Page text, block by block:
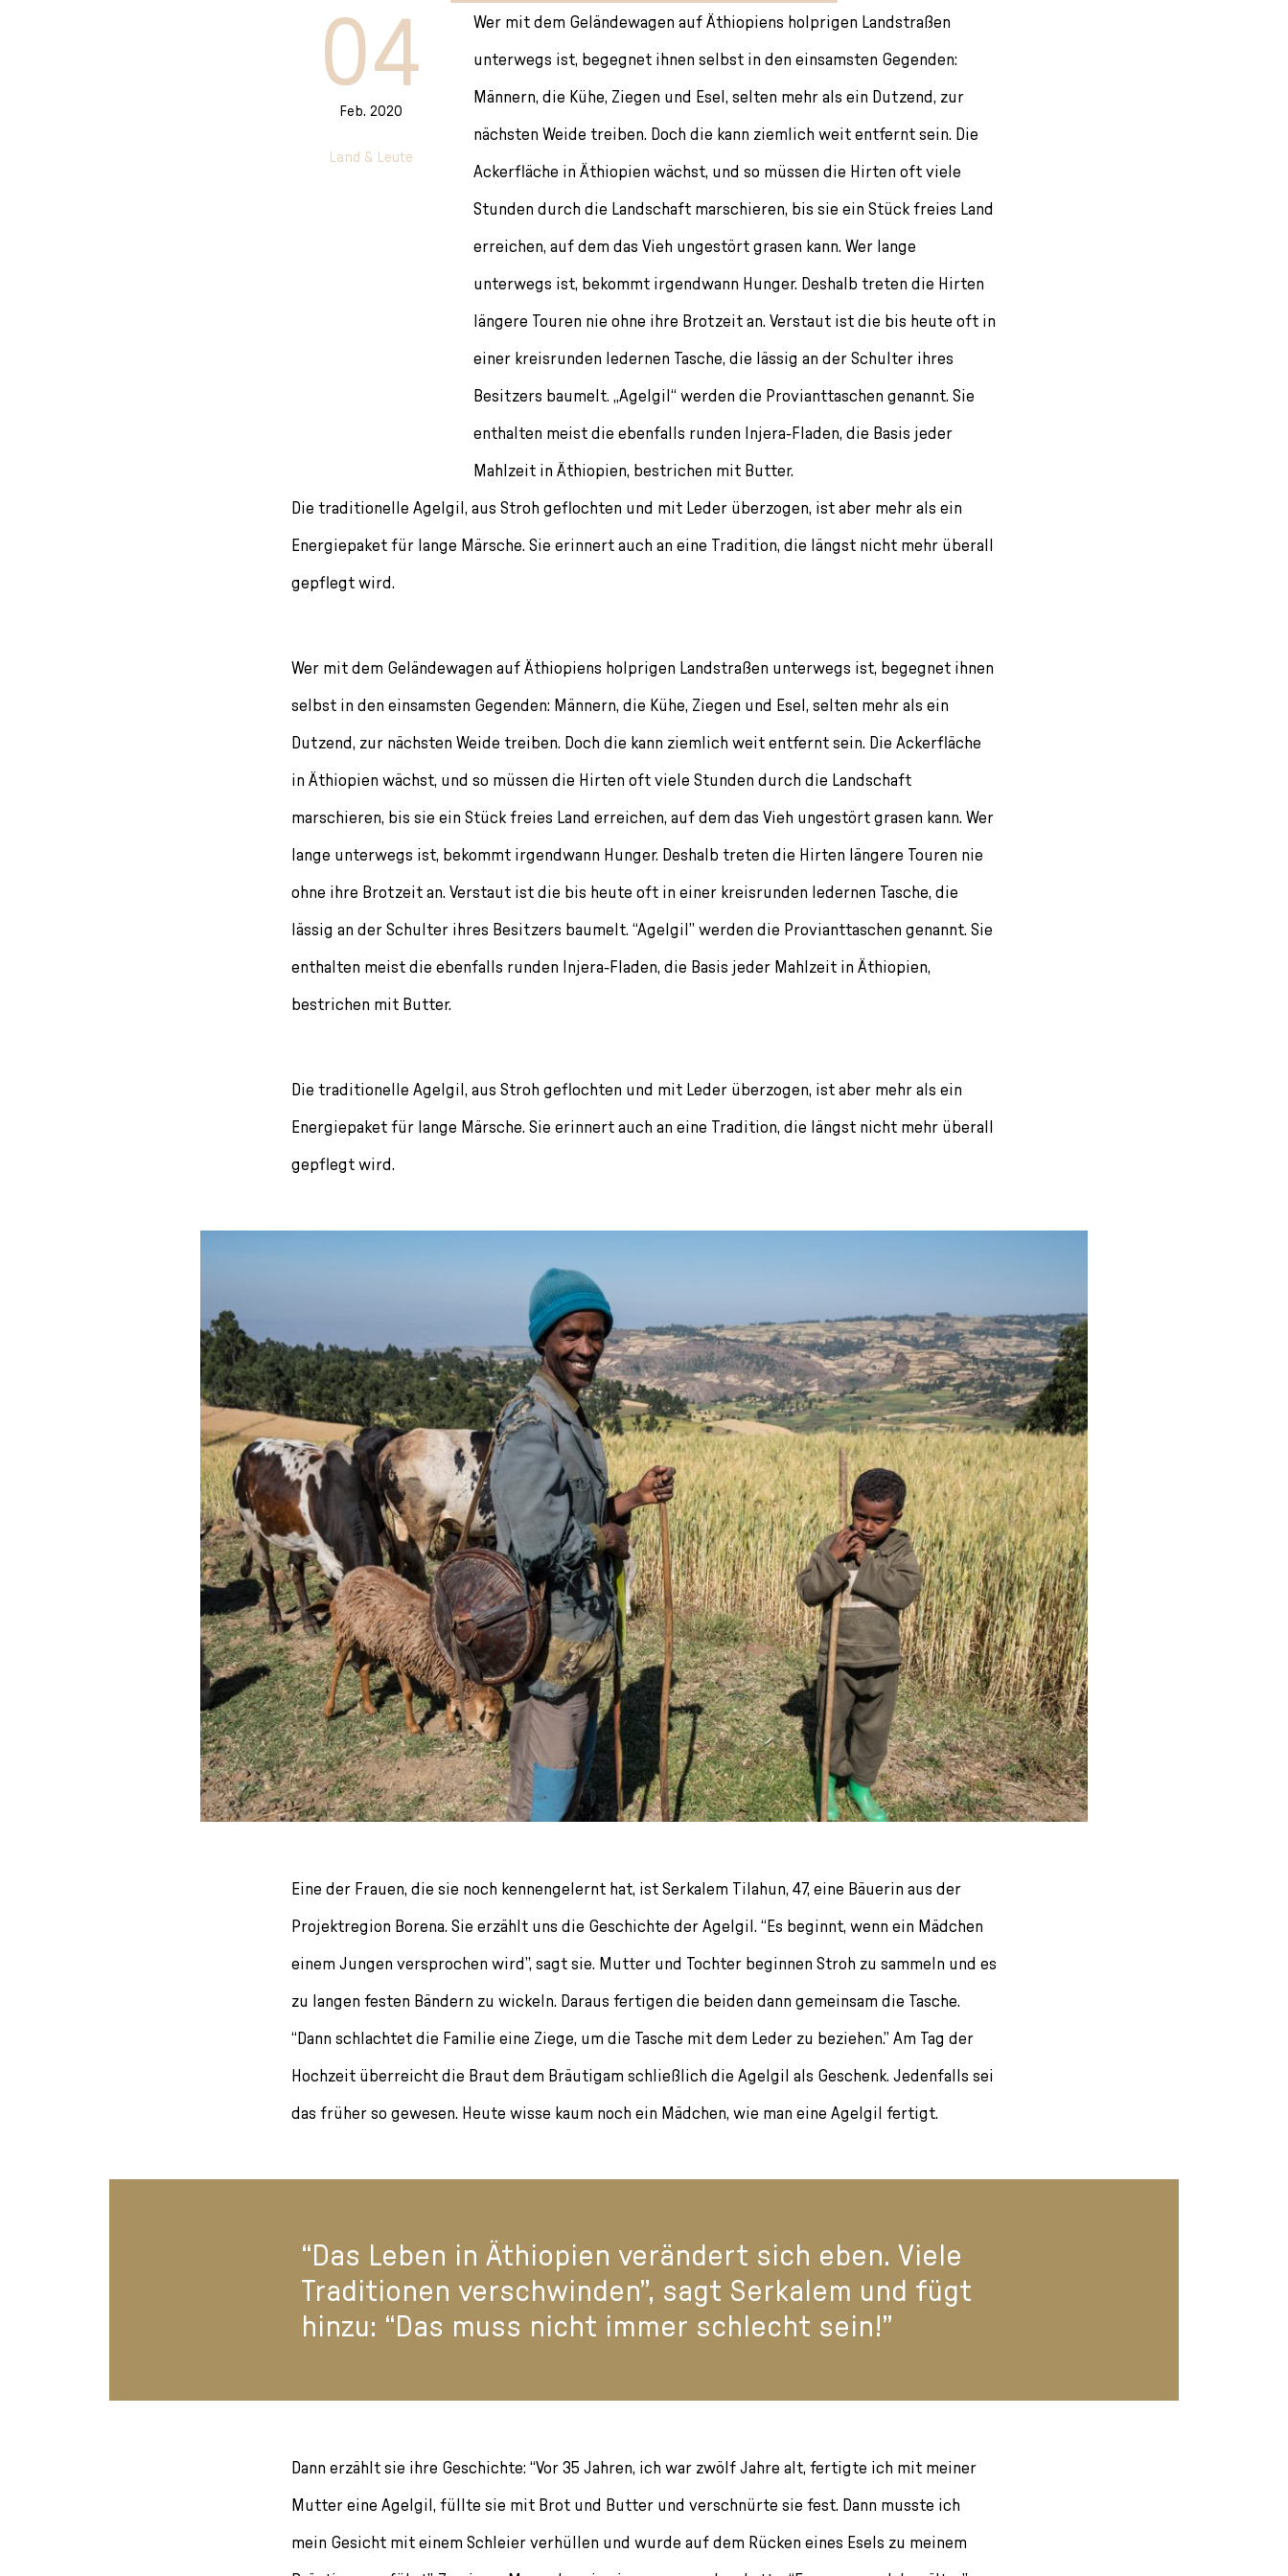
04
Feb. 2020
Land & Leute
Wer mit dem Geländewagen auf Äthiopiens holprigen Landstraßen
unterwegs ist, begegnet ihnen selbst in den einsamsten Gegenden:
Männern, die Kühe, Ziegen und Esel, selten mehr als ein Dutzend, zur
nächsten Weide treiben. Doch die kann ziemlich weit entfernt sein. Die
Ackerfläche in Äthiopien wächst, und so müssen die Hirten oft viele
Stunden durch die Landschaft marschieren, bis sie ein Stück freies Land
erreichen, auf dem das Vieh ungestört grasen kann. Wer lange
unterwegs ist, bekommt irgendwann Hunger. Deshalb treten die Hirten
längere Touren nie ohne ihre Brotzeit an. Verstaut ist die bis heute oft in
einer kreisrunden ledernen Tasche, die lässig an der Schulter ihres
Besitzers baumelt. „Agelgil“ werden die Provianttaschen genannt. Sie
enthalten meist die ebenfalls runden Injera-Fladen, die Basis jeder
Mahlzeit in Äthiopien, bestrichen mit Butter.
Die traditionelle Agelgil, aus Stroh geflochten und mit Leder überzogen, ist aber mehr als ein
Energiepaket für lange Märsche. Sie erinnert auch an eine Tradition, die längst nicht mehr überall
gepflegt wird.
Wer mit dem Geländewagen auf Äthiopiens holprigen Landstraßen unterwegs ist, begegnet ihnen
selbst in den einsamsten Gegenden: Männern, die Kühe, Ziegen und Esel, selten mehr als ein
Dutzend, zur nächsten Weide treiben. Doch die kann ziemlich weit entfernt sein. Die Ackerfläche
in Äthiopien wächst, und so müssen die Hirten oft viele Stunden durch die Landschaft
marschieren, bis sie ein Stück freies Land erreichen, auf dem das Vieh ungestört grasen kann. Wer
lange unterwegs ist, bekommt irgendwann Hunger. Deshalb treten die Hirten längere Touren nie
ohne ihre Brotzeit an. Verstaut ist die bis heute oft in einer kreisrunden ledernen Tasche, die
lässig an der Schulter ihres Besitzers baumelt. “Agelgil” werden die Provianttaschen genannt. Sie
enthalten meist die ebenfalls runden Injera-Fladen, die Basis jeder Mahlzeit in Äthiopien,
bestrichen mit Butter.
Die traditionelle Agelgil, aus Stroh geflochten und mit Leder überzogen, ist aber mehr als ein
Energiepaket für lange Märsche. Sie erinnert auch an eine Tradition, die längst nicht mehr überall
gepflegt wird.
Eine der Frauen, die sie noch kennengelernt hat, ist Serkalem Tilahun, 47, eine Bäuerin aus der
Projektregion Borena. Sie erzählt uns die Geschichte der Agelgil. “Es beginnt, wenn ein Mädchen
einem Jungen versprochen wird”, sagt sie. Mutter und Tochter beginnen Stroh zu sammeln und es
zu langen festen Bändern zu wickeln. Daraus fertigen die beiden dann gemeinsam die Tasche.
“Dann schlachtet die Familie eine Ziege, um die Tasche mit dem Leder zu beziehen.” Am Tag der
Hochzeit überreicht die Braut dem Bräutigam schließlich die Agelgil als Geschenk. Jedenfalls sei
das früher so gewesen. Heute wisse kaum noch ein Mädchen, wie man eine Agelgil fertigt.
“Das Leben in Äthiopien verändert sich eben. Viele
Traditionen verschwinden”, sagt Serkalem und fügt
hinzu: “Das muss nicht immer schlecht sein!”
Dann erzählt sie ihre Geschichte: “Vor 35 Jahren, ich war zwölf Jahre alt, fertigte ich mit meiner
Mutter eine Agelgil, füllte sie mit Brot und Butter und verschnürte sie fest. Dann musste ich
mein Gesicht mit einem Schleier verhüllen und wurde auf dem Rücken eines Esels zu meinem